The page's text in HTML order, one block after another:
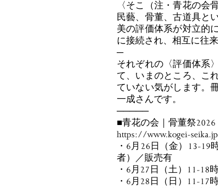
〈そこ（注・青花の会
民藝、骨董、古道具と
美の評価体系が対立的
に接続され、相互に往
─
それぞれの〈評価体系
て、いまのところ、こ
ていない気がします。
一成さんです。
─────
■青花の会｜骨董祭2026
https://www.kogei-
・6月26日（金）13-
者）／販売有
・6月27日（土）11-18
・6月28日（日）11-17